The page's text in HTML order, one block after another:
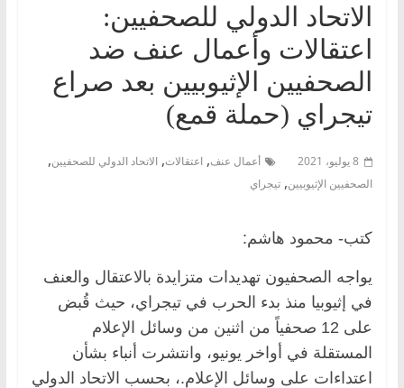
الاتحاد الدولي للصحفيين:
اعتقالات وأعمال عنف ضد
الصحفيين الإثيوبيين بعد صراع
تيجراي (حملة قمع)
8 يوليو، 2021 أعمال عنف, اعتقالات, الاتحاد الدولي للصحفيين,
الصحفيين الإثيوبيين, تيجراي
كتب- محمود هاشم:
يواجه الصحفيون تهديدات متزايدة بالاعتقال والعنف
في إثيوبيا منذ بدء الحرب في تيجراي، حيث قُبض
على 12 صحفياً من اثنين من وسائل الإعلام
المستقلة في أواخر يونيو، وانتشرت أنباء بشأن
اعتداءات على وسائل الإعلام.، بحسب الاتحاد الدولي